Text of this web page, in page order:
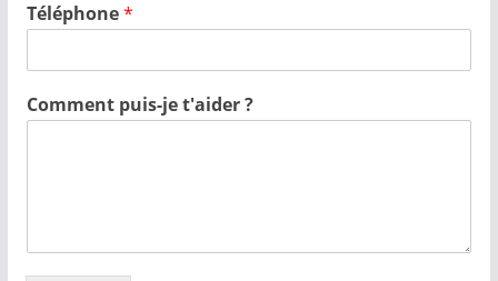
Téléphone*
Comment puis-je t'aider ?